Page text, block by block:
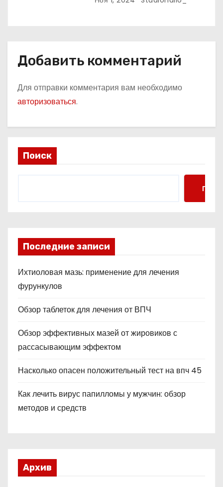
Добавить комментарий
Для отправки комментария вам необходимо
авторизоваться.
Поиск
Поиск
Последние записи
Ихтиоловая мазь: применение для лечения
фурункулов
Обзор таблеток для лечения от ВПЧ
Обзор эффективных мазей от жировиков с
рассасывающим эффектом
Насколько опасен положительный тест на впч 45
Как лечить вирус папилломы у мужчин: обзор
методов и средств
Архив